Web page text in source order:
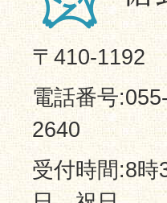
〒410-1192
電話番号
2640
受付時間:8時